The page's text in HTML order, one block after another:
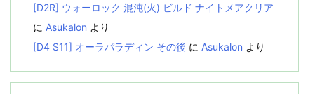
[D2R] ウォーロック 混沌(火) ビルド ナイトメアクリア
に Asukalon より
[D4 S11] オーラパラディン その後 に Asukalon より